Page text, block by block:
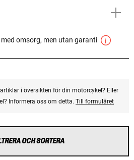
omsorg, men utan garanti
i översikten för din motorcykel? Eller
Informera oss om detta. Till formuläret
OCH SORTERA